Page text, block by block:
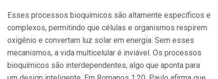
Esses processos bioquímicos são altamente específicos e
complexos, permitindo que células e organismos respirem
oxigênio e convertam luz solar em energia. Sem esses
mecanismos, a vida multicelular é inviável. Os processos
bioquímicos são interdependentes, algo que aponta para